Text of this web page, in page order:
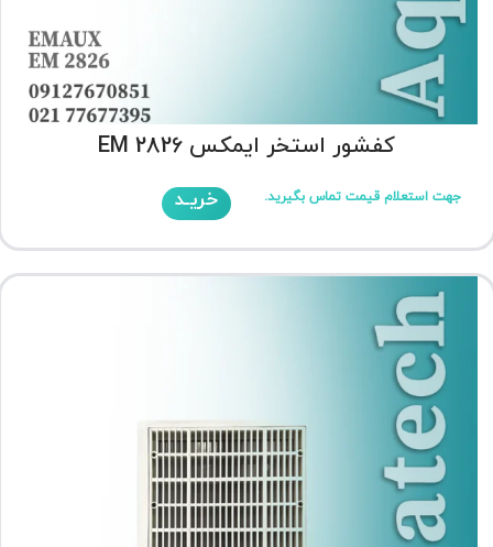
کفشور استخر ایمکس EM 2826
جهت استعلام قیمت تماس بگیرید. خریـد